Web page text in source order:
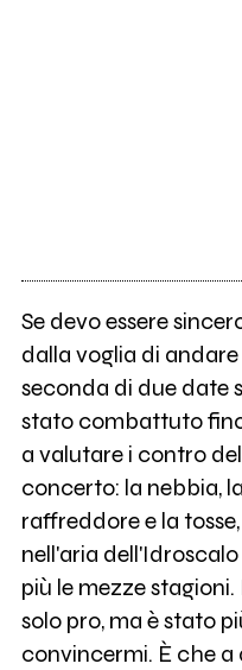
Se devo essere
dalla voglia di
seconda di due date
stato combattuto
a valutare i contro
concerto: la nebbia,
raffreddore e la
nell'aria
più le mezze
solo pro, ma è stato
convincermi. È che